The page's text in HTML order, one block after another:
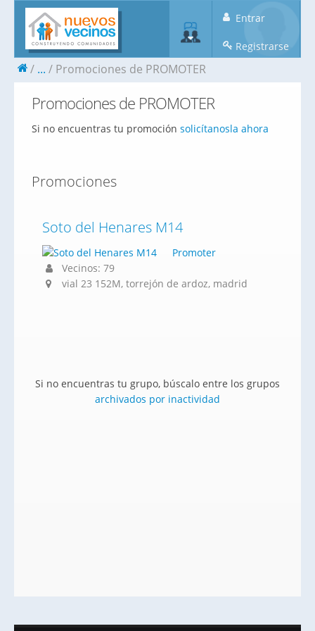
Entrar
Registrarse
... Promociones de PROMOTER
Promociones de PROMOTER
Si no encuentras tu promoción solicítanosla ahora
Promociones
Soto del Henares M14
Promoter
Vecinos: 79
vial 23 152M, torrejón de ardoz, madrid
Si no encuentras tu grupo, búscalo entre los grupos
archivados por inactividad